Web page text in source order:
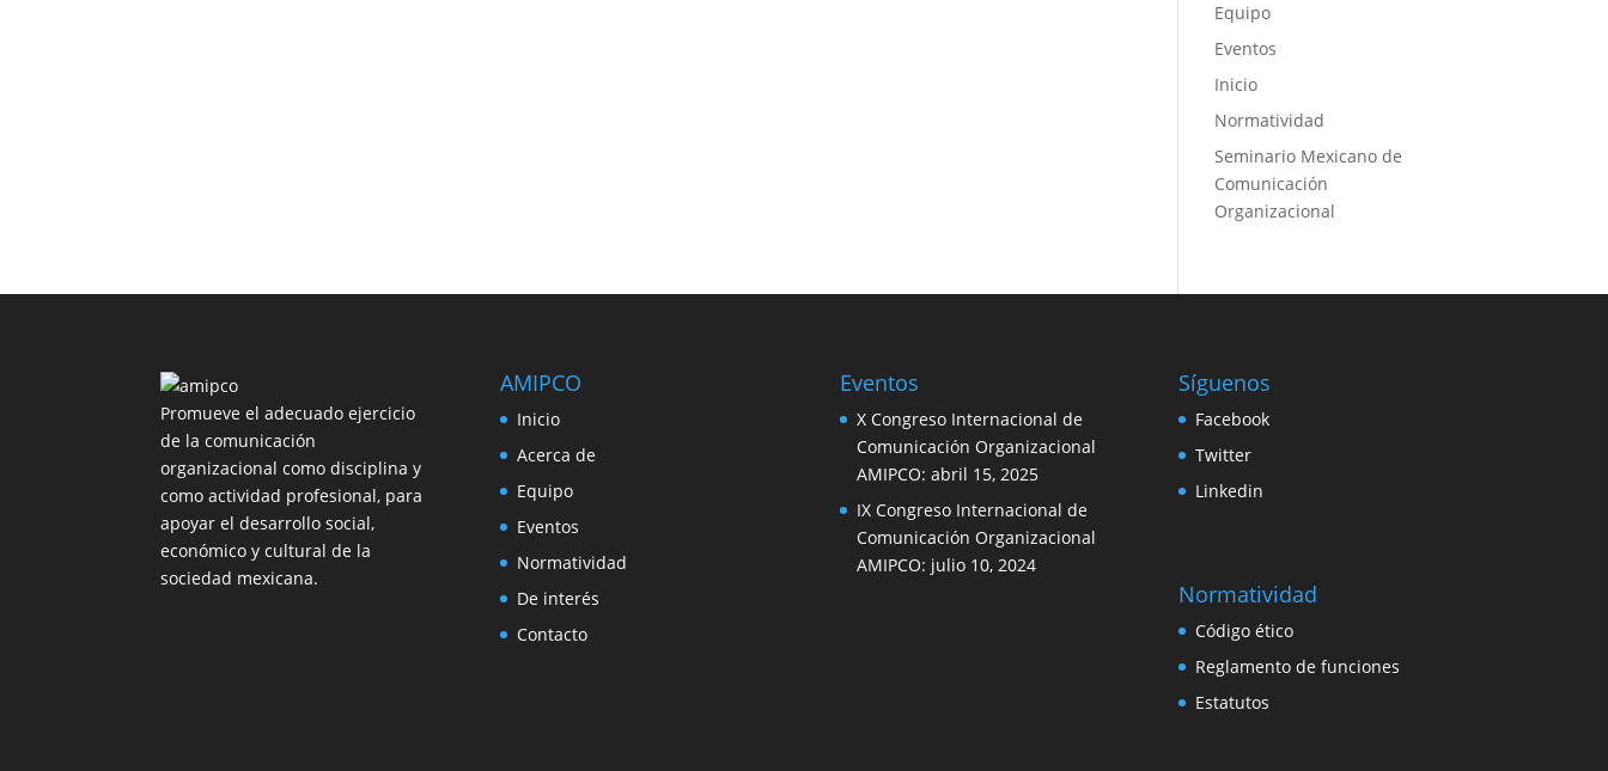
Equipo
Eventos
Inicio
Normatividad
Seminario Mexicano de
Comunicación
Organizacional
Promueve el adecuado ejercicio
de la comunicación
organizacional como disciplina y
como actividad profesional, para
apoyar el desarrollo social,
económico y cultural de la
sociedad mexicana.
AMIPCO
Inicio
Acerca de
Equipo
Eventos
Normatividad
De interés
Contacto
Eventos
X Congreso Internacional de
Comunicación Organizacional
AMIPCO: abril 15, 2025
IX Congreso Internacional de
Comunicación Organizacional
AMIPCO: julio 10, 2024
Síguenos
Facebook
Twitter
Linkedin
Normatividad
Código ético
Reglamento de funciones
Estatutos